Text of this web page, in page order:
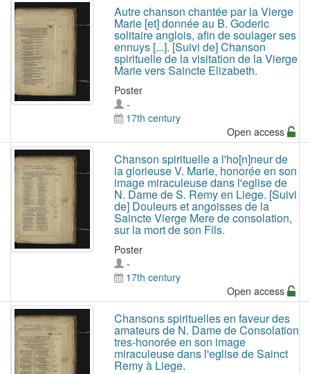
Autre chanson chantée par la Vierge
Marie [et] donnée au B. Goderic
solitaire anglois, afin de soulager ses
ennuys [...]. [Suivi de] Chanson
spirituelle de la visitation de la Vierge
Marie vers Saincte Elizabeth.
Poster
-
17th century
Open access
Chanson spirituelle a l'ho[n]neur de
la glorieuse V. Marie, honorée en son
image miraculeuse dans l'eglise de
N. Dame de S. Remy en Liege. [Suivi
de] Douleurs et angoisses de la
Saincte Vierge Mere de consolation,
sur la mort de son Fils.
Poster
-
17th century
Open access
Chansons spirituelles en faveur des
amateurs de N. Dame de Consolation
tres-honorée en son image
miraculeuse dans l'eglise de Sainct
Remy à Liege.